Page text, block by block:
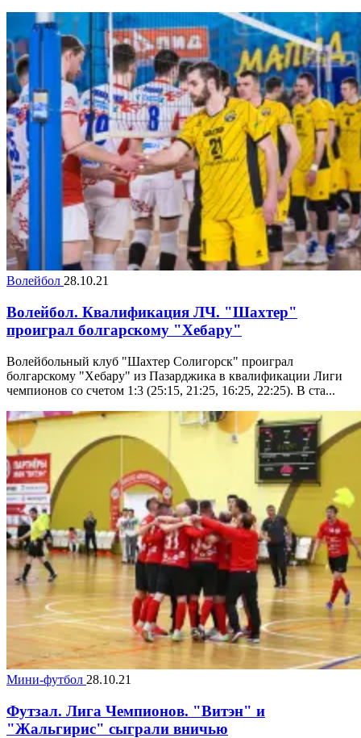
Волейбол 28.10.21
Волейбол. Квалификация ЛЧ. "Шахтер"
проиграл болгарскому "Хебару"
Волейбольный клуб "Шахтер Солигорск" проиграл
болгарскому "Хебару" из Пазарджика в квалификации Лиги
чемпионов со счетом 1:3 (25:15, 21:25, 16:25, 22:25). В ста...
Мини-футбол 28.10.21
Футзал. Лига Чемпионов. "Витэн" и
"Жальгирис" сыграли вничью